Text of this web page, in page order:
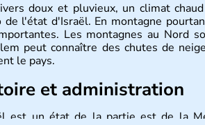
doux et pluvieux, un climat
de l'état d'Israël. En montagne
Les montagnes au Nord
peut connaître des chutes de
le pays.
et administration
est un état de la partie est de la